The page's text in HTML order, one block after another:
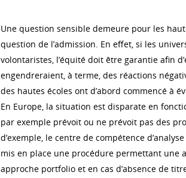
Une question sensible demeure pour les
question de l’admission. En effet, si les
volontaristes, l’équité doit être garantie afin
engendreraient, à terme, des réactions
des hautes écoles ont d’abord commencé à
En Europe, la situation est disparate en
par exemple prévoit ou ne prévoit pas des
d’exemple, le centre de compétence
mis en place une procédure permettant une
approche portfolio et en cas d’absence de